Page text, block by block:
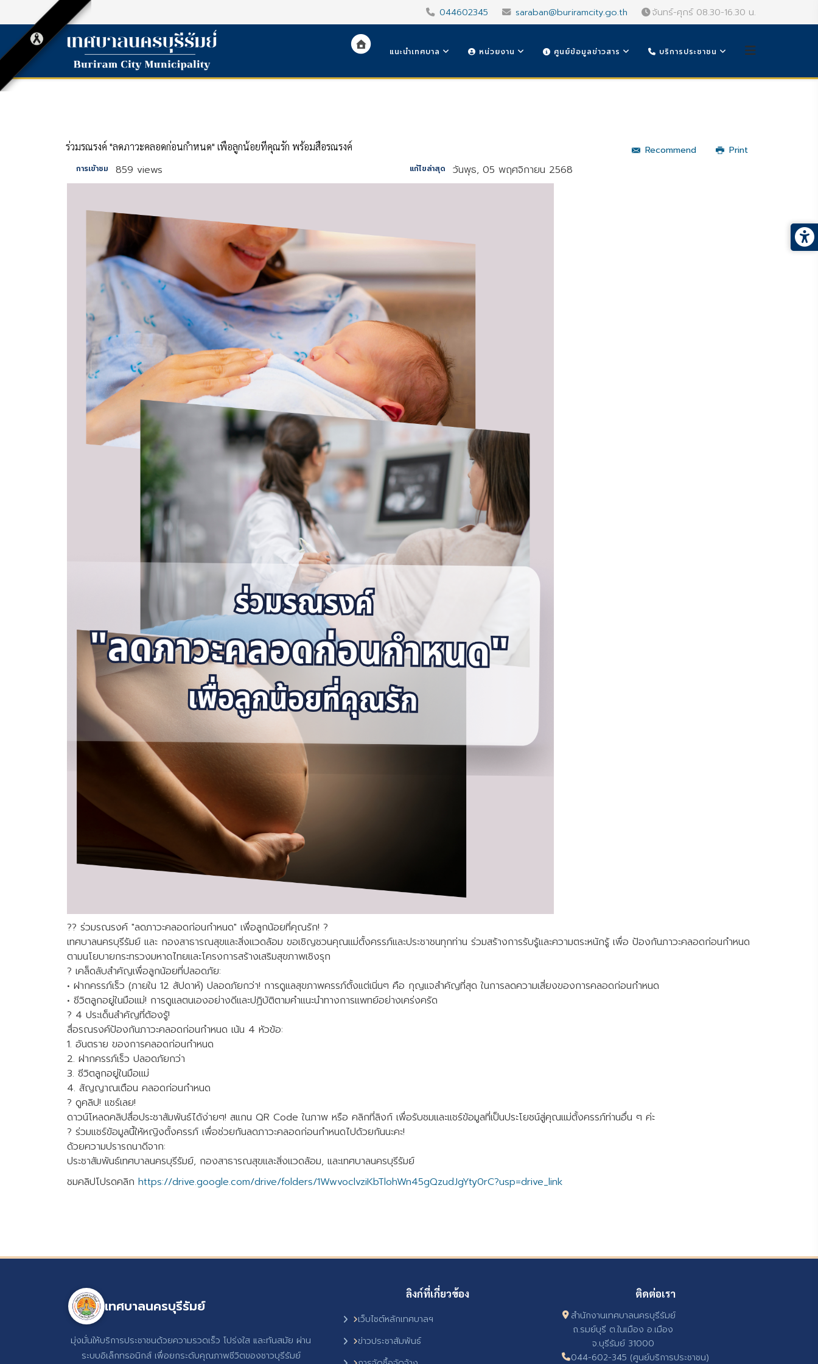
044602345 saraban@buriramcity.go.th จันทร์-ศุกร์ 08.30-16.30 น.
แนะนำเทศบาล หน่วยงาน ศูนย์ข้อมูลข่าวสาร บริการประชาชน
Recommend Print
ร่วมรณรงค์ "ลดภาวะคลอดก่อนกำหนด" เพื่อลูกน้อยที่คุณรัก พร้อมสื่อรณรงค์
การเข้าชม 859 views แก้ไขล่าสุด วันพุธ, 05 พฤศจิกายน 2568
?? ร่วมรณรงค์ "ลดภาวะคลอดก่อนกำหนด" เพื่อลูกน้อยที่คุณรัก! ?
เทศบาลนครบุรีรัมย์ และ กองสาธารณสุขและสิ่งแวดล้อม ขอเชิญชวนคุณแม่ตั้งครรภ์และประชาชนทุกท่าน ร่วมสร้างการรับรู้และความตระหนักรู้ เพื่อ ป้องกันภาวะคลอดก่อนกำหนด
ตามนโยบายกระทรวงมหาดไทยและโครงการสร้างเสริมสุขภาพเชิงรุก
? เคล็ดลับสำคัญเพื่อลูกน้อยที่ปลอดภัย:
• ฝากครรภ์เร็ว (ภายใน 12 สัปดาห์) ปลอดภัยกว่า! การดูแลสุขภาพครรภ์ตั้งแต่เนิ่นๆ คือ กุญแจสำคัญที่สุด ในการลดความเสี่ยงของการคลอดก่อนกำหนด
• ชีวิตลูกอยู่ในมือแม่! การดูแลตนเองอย่างดีและปฏิบัติตามคำแนะนำทางการแพทย์อย่างเคร่งครัด
? 4 ประเด็นสำคัญที่ต้องรู้!
สื่อรณรงค์ป้องกันภาวะคลอดก่อนกำหนด เน้น 4 หัวข้อ:
1. อันตราย ของการคลอดก่อนกำหนด
2. ฝากครรภ์เร็ว ปลอดภัยกว่า
3. ชีวิตลูกอยู่ในมือแม่
4. สัญญาณเตือน คลอดก่อนกำหนด
? ดูคลิป! แชร์เลย!
ดาวน์โหลดคลิปสื่อประชาสัมพันธ์ได้ง่ายๆ! สแกน QR Code ในภาพ หรือ คลิกที่ลิงก์ เพื่อรับชมและแชร์ข้อมูลที่เป็นประโยชน์สู่คุณแม่ตั้งครรภ์ท่านอื่น ๆ ค่ะ
? ร่วมแชร์ข้อมูลนี้ให้หญิงตั้งครรภ์ เพื่อช่วยกันลดภาวะคลอดก่อนกำหนดไปด้วยกันนะคะ!
ด้วยความปรารถนาดีจาก:
ประชาสัมพันธ์เทศบาลนครบุรีรัมย์, กองสาธารณสุขและสิ่งแวดล้อม, และเทศบาลนครบุรีรัมย์
ชมคลิปโปรดคลิก https://drive.google.com/drive/folders/1WwvoclvziKbTlohWn45gQzudJgYty0rC?usp=drive_link
เทศบาลนครบุรีรัมย์
มุ่งมั่นให้บริการประชาชนด้วยความรวดเร็ว โปร่งใส และทันสมัย ผ่าน
ระบบอิเล็กทรอนิกส์ เพื่อยกระดับคุณภาพชีวิตของชาวบุรีรัมย์
ลิงก์ที่เกี่ยวข้อง
เว็บไซต์หลักเทศบาลฯ
ข่าวประชาสัมพันธ์
ติดต่อเรา
สำนักงานเทศบาลนครบุรีรัมย์
ถ.รมย์บุรี ต.ในเมือง อ.เมือง
จ.บุรีรัมย์ 31000
044-602-345 (ศูนย์บริการประชาชน)